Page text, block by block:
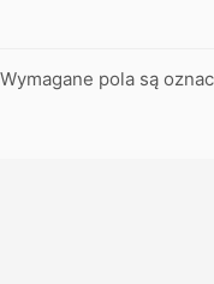
Wymagane pola są